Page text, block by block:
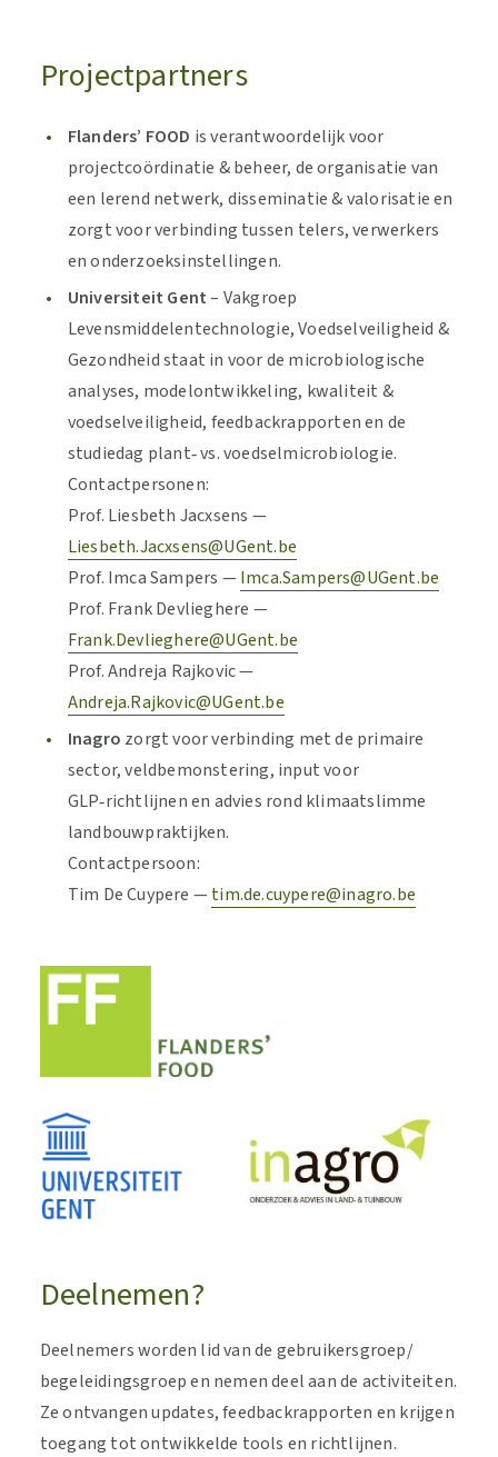
Projectpartners
Flanders’ FOOD is verantwoordelijk voor
projectcoördinatie & beheer, de organisatie van
een lerend netwerk, disseminatie & valorisatie en
zorgt voor verbinding tussen telers, verwerkers
en onderzoeksinstellingen.
Universiteit Gent– Vakgroep
Levensmiddelentechnologie, Voedselveiligheid &
Gezondheid staat in voor de microbiologische
analyses, modelontwikkeling, kwaliteit &
voedselveiligheid, feedbackrapporten en de
studiedag plant‑ vs. voedselmicrobiologie.
Contactpersonen:
Prof. Liesbeth Jacxsens —
Liesbeth.Jacxsens@UGent.be
Prof. Imca Sampers —Imca.Sampers@UGent.be
Prof. Frank Devlieghere —
Frank.Devlieghere@UGent.be
Prof. Andreja Rajkovic —
Andreja.Rajkovic@UGent.be
Inagro zorgt voor verbinding met de primaire
sector, veldbemonstering, input voor
GLP‑richtlijnen en advies rond klimaatslimme
landbouwpraktijken.
Contactpersoon:
Tim De Cuypere —tim.de.cuypere@inagro.be
Deelnemen?
Deelnemers worden lid van de gebruikersgroep/
begeleidingsgroep en nemen deel aan de activiteiten.
Ze ontvangen updates, feedbackrapporten en krijgen
toegang tot ontwikkelde tools en richtlijnen.